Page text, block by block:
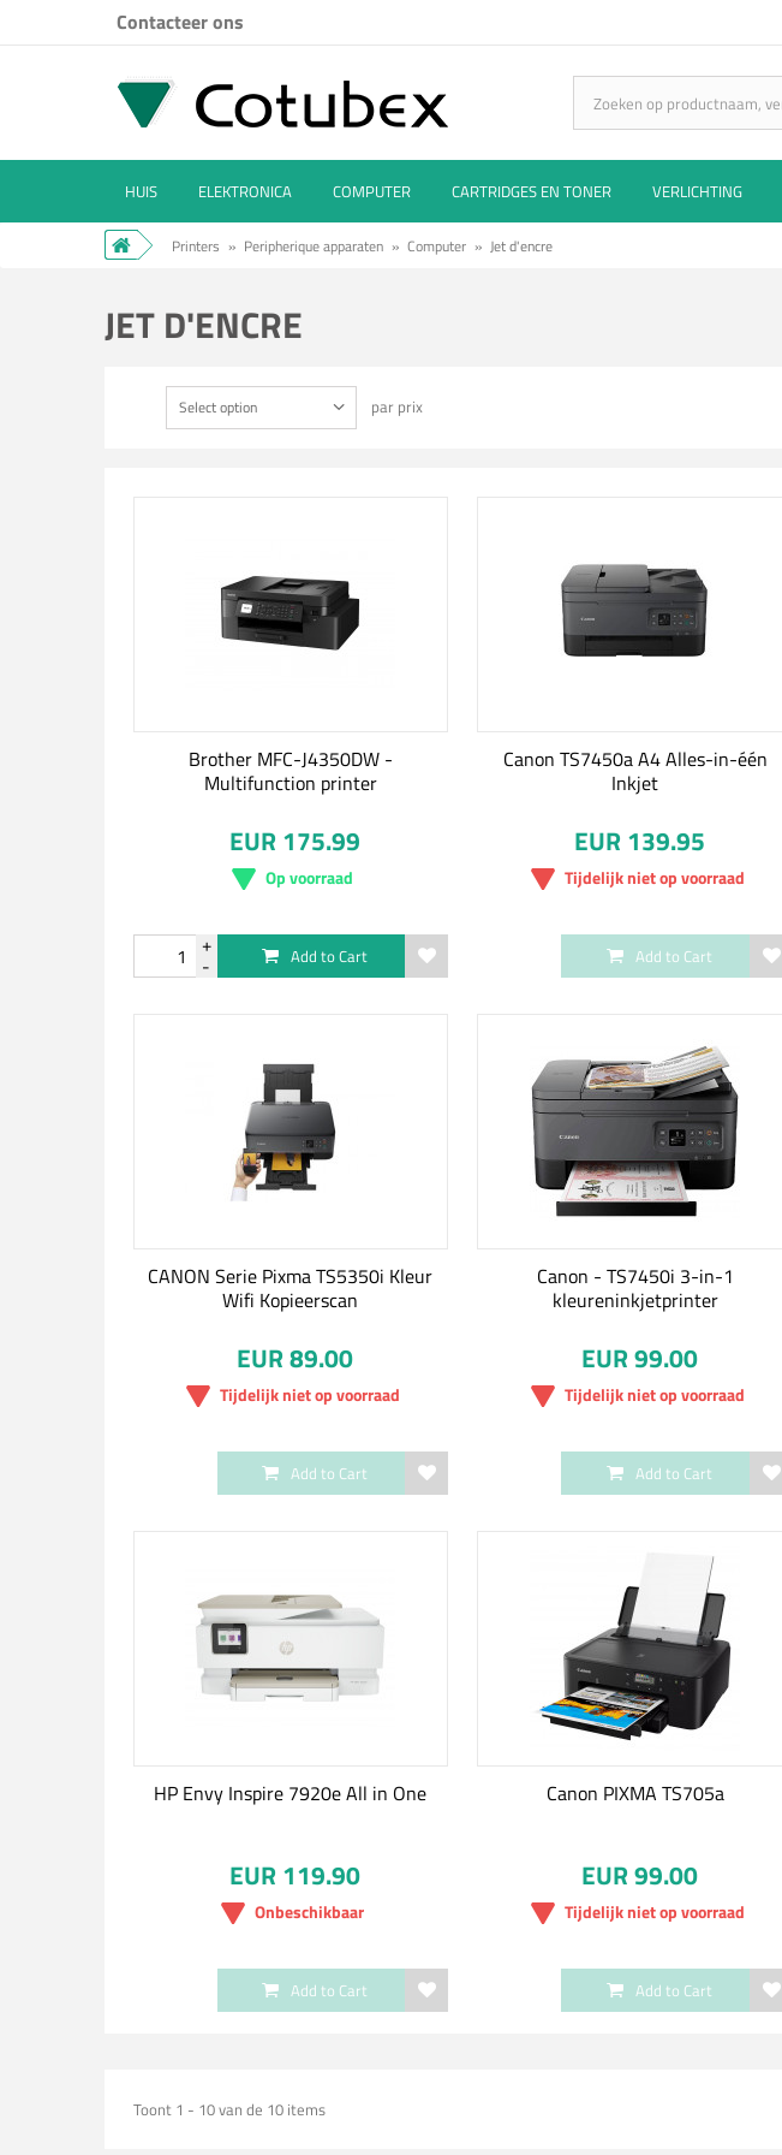
Contacteer ons
HUIS ELEKTRONICA COMPUTER CARTRIDGES EN TONER VERLICHTING
Printers » Peripherique apparaten » Computer » Jet d'encre
JET D'ENCRE
Select option par prix
Brother MFC-J4350DW -
Multifunction printer
EUR 175.99
Op voorraad
Add to Cart
Canon TS7450a A4 Alles-in-één
Inkjet
EUR 139.95
Tijdelijk niet op voorraad
Add to Cart
CANON Serie Pixma TS5350i Kleur
Wifi Kopieerscan
EUR 89.00
Tijdelijk niet op voorraad
Add to Cart
Canon - TS7450i 3-in-1
kleureninkjetprinter
EUR 99.00
Tijdelijk niet op voorraad
Add to Cart
HP Envy Inspire 7920e All in One
EUR 119.90
Onbeschikbaar
Add to Cart
Canon PIXMA TS705a
EUR 99.00
Tijdelijk niet op voorraad
Add to Cart
Toont 1 - 10 van de 10 items